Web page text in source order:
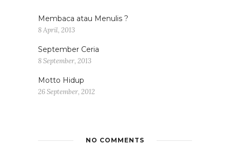
Membaca atau Menulis ?
8 April, 2013
September Ceria
8 September, 2013
Motto Hidup
26 September, 2012
NO COMMENTS